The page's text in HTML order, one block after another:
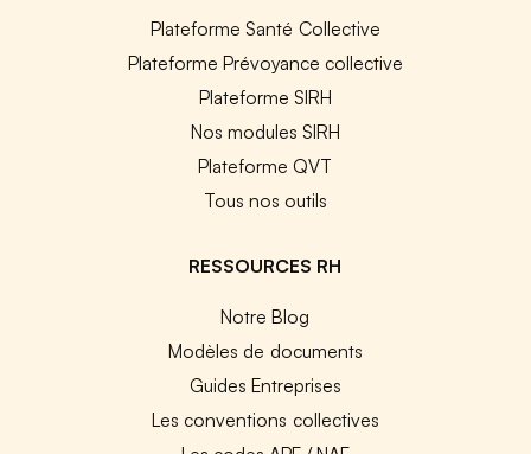
Plateforme Santé Collective
Plateforme Prévoyance collective
Plateforme SIRH
Nos modules SIRH
Plateforme QVT
Tous nos outils
RESSOURCES RH
Notre Blog
Modèles de documents
Guides Entreprises
Les conventions collectives